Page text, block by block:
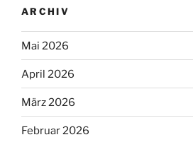
ARCHIV
Mai 2026
April 2026
März 2026
Februar 2026